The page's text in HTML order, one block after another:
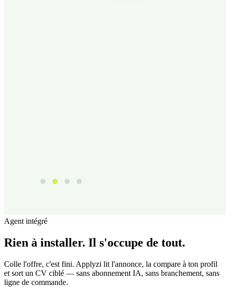
Agent intégré
Rien à installer. Il s'occupe de tout.
Colle l'offre, c'est fini. Applyzi lit l'annonce, la compare à ton profil
et sort un CV ciblé — sans abonnement IA, sans branchement, sans
ligne de commande.